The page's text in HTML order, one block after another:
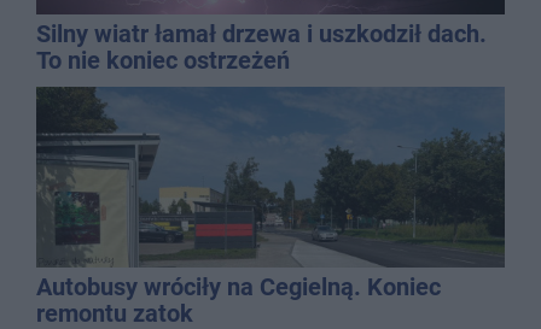
Silny wiatr łamał drzewa i uszkodził dach.
To nie koniec ostrzeżeń
Autobusy wróciły na Cegielną. Koniec
remontu zatok